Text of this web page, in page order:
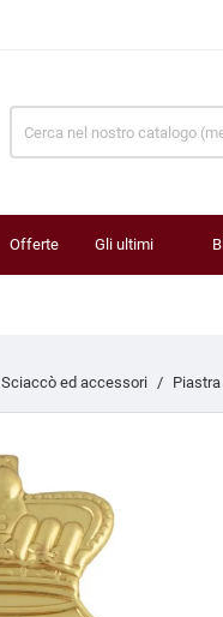
Offerte Gli ultimi
Sciaccò ed accessori